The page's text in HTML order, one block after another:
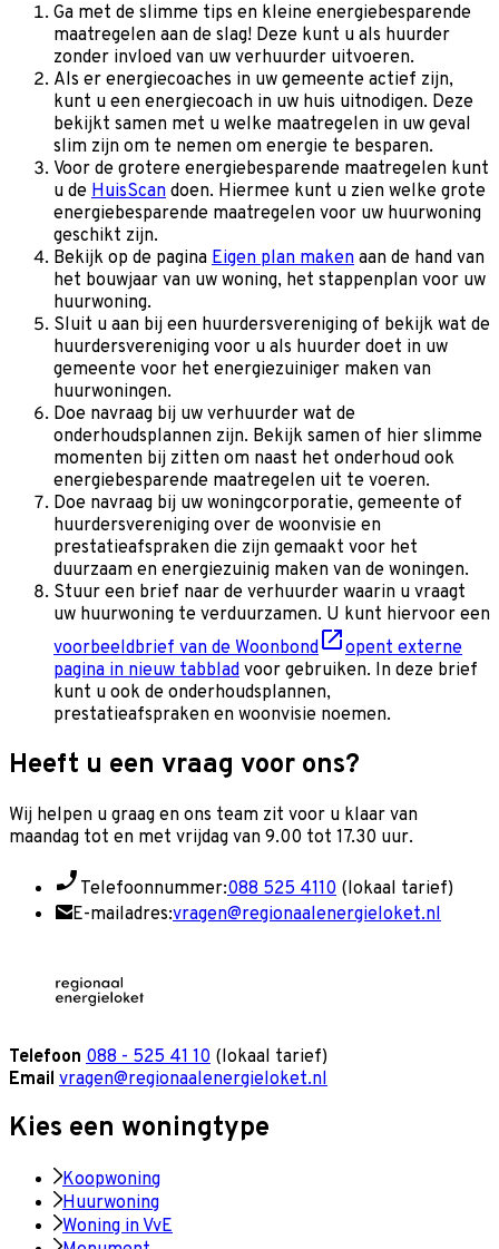
Ga met de slimme tips en kleine energiebesparende
maatregelen aan de slag! Deze kunt u als huurder
zonder invloed van uw verhuurder uitvoeren.
Als er energiecoaches in uw gemeente actief zijn,
kunt u een energiecoach in uw huis uitnodigen. Deze
bekijkt samen met u welke maatregelen in uw geval
slim zijn om te nemen om energie te besparen.
Voor de grotere energiebesparende maatregelen kunt
u de HuisScan doen. Hiermee kunt u zien welke grote
energiebesparende maatregelen voor uw huurwoning
geschikt zijn.
Bekijk op de pagina Eigen plan maken aan de hand van
het bouwjaar van uw woning, het stappenplan voor uw
huurwoning.
Sluit u aan bij een huurdersvereniging of bekijk wat de
huurdersvereniging voor u als huurder doet in uw
gemeente voor het energiezuiniger maken van
huurwoningen.
Doe navraag bij uw verhuurder wat de
onderhoudsplannen zijn. Bekijk samen of hier slimme
momenten bij zitten om naast het onderhoud ook
energiebesparende maatregelen uit te voeren.
Doe navraag bij uw woningcorporatie, gemeente of
huurdersvereniging over de woonvisie en
prestatieafspraken die zijn gemaakt voor het
duurzaam en energiezuinig maken van de woningen.
Stuur een brief naar de verhuurder waarin u vraagt
uw huurwoning te verduurzamen. U kunt hiervoor een
voorbeeldbrief van de Woonbond
opent externe
pagina in nieuw tabblad voor gebruiken. In deze brief
kunt u ook de onderhoudsplannen,
prestatieafspraken en woonvisie noemen.
Heeft u een vraag voor ons?
Wij helpen u graag en ons team zit voor u klaar van
maandag tot en met vrijdag van 9.00 tot 17.30 uur.
Telefoonnummer:088 525 4110 (lokaal tarief)
E-mailadres:vragen@regionaalenergieloket.nl
Telefoon 088 - 525 41 10 (lokaal tarief)
Email vragen@regionaalenergieloket.nl
Kies een woningtype
Koopwoning
Huurwoning
Woning in VvE